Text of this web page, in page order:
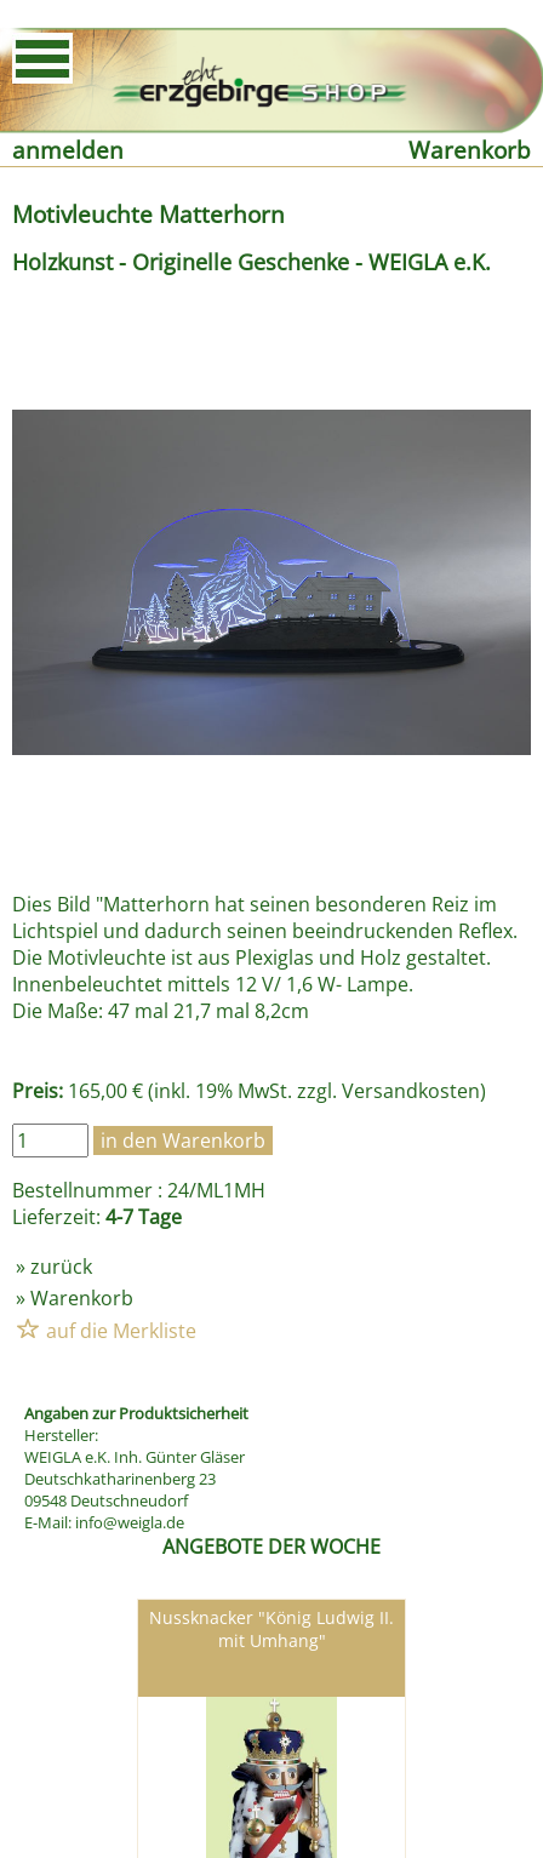
anmelden
Warenkorb
Motivleuchte Matterhorn
Holzkunst - Originelle Geschenke - WEIGLA e.K.
Dies Bild "Matterhorn hat seinen besonderen Reiz im
Lichtspiel und dadurch seinen beeindruckenden Reflex.
Die Motivleuchte ist aus Plexiglas und Holz gestaltet.
Innenbeleuchtet mittels 12 V/ 1,6 W- Lampe.
Die Maße: 47 mal 21,7 mal 8,2cm
Preis: 165,00 € (inkl. 19% MwSt. zzgl. Versandkosten)
Bestellnummer : 24/ML1MH
Lieferzeit: 4-7 Tage
»zurück
»Warenkorb
Angaben zur Produktsicherheit
Hersteller:
WEIGLA e.K. Inh. Günter Gläser
Deutschkatharinenberg 23
09548 Deutschneudorf
E-Mail: info@weigla.de
ANGEBOTE DER WOCHE
Nussknacker "König Ludwig II.
mit Umhang"